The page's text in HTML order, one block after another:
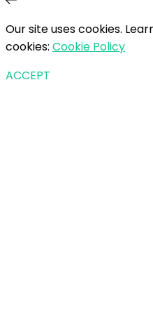
Our site uses cookies.
cookies: Cookie Policy
ACCEPT